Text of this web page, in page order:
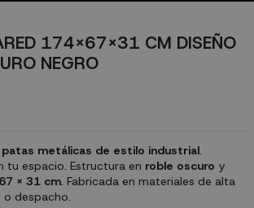
174X67X31 CM DISEÑO
NEGRO
patas metálicas de estilo industrial.
tu espacio. Estructura en roble oscuro y
x 31 cm. Fabricada en materiales de alta
despacho.